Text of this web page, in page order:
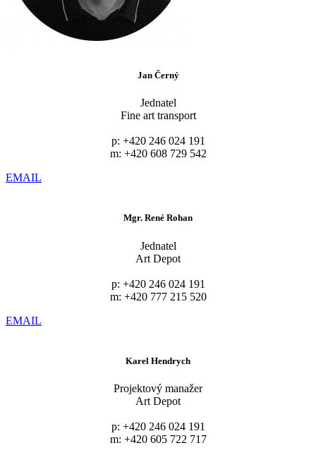
Jan Černý
Jednatel
Fine art transport
p: +420 246 024 191
m: +420 608 729 542
EMAIL
Mgr. René Rohan
Jednatel
Art Depot
p: +420 246 024 191
m: +420 777 215 520
EMAIL
Karel Hendrych
Projektový manažer
Art Depot
p: +420 246 024 191
m: +420 605 722 717